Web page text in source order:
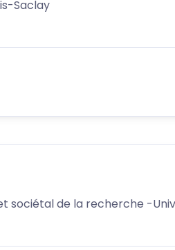
Saclay
sociétal de la recherche -